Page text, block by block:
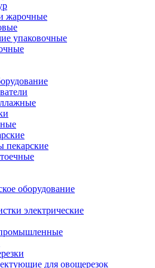
жарочные
упаковочные
оборудование
электрические
для овощерезок